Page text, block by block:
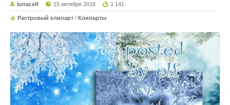
lunar.elf 15 октября 2018 1 141
Растровый клипарт / Клипарты